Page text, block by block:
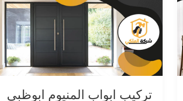
تركيب ابواب المنيوم ابوظبي